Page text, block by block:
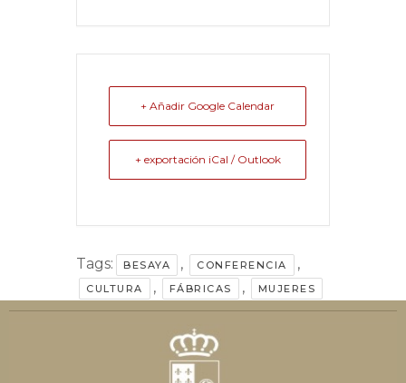
+ Añadir Google Calendar
+ exportación iCal / Outlook
Tags: BESAYA , CONFERENCIA ,
CULTURA , FÁBRICAS , MUJERES